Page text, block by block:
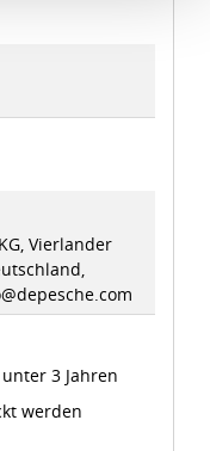
in
garantieren wir,
auch bei der
widerrufen.
Vierlander
3 Jahren
werden